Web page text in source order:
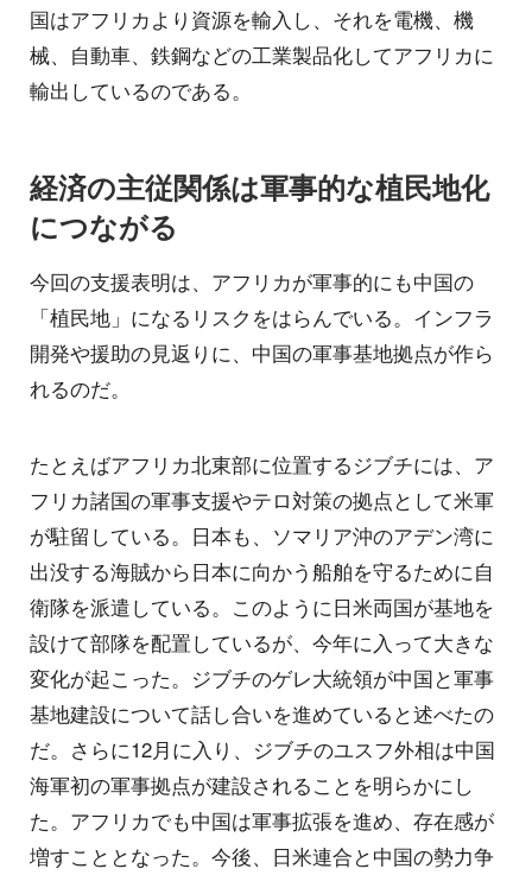
国はアフリカより資源を輸入し、それを電機、機
械、自動車、鉄鋼などの工業製品化してアフリカに
輸出しているのである。
経済の主従関係は軍事的な植民地化
につながる
今回の支援表明は、アフリカが軍事的にも中国の
「植民地」になるリスクをはらんでいる。インフラ
開発や援助の見返りに、中国の軍事基地拠点が作ら
れるのだ。
たとえばアフリカ北東部に位置するジブチには、ア
フリカ諸国の軍事支援やテロ対策の拠点として米軍
が駐留している。日本も、ソマリア沖のアデン湾に
出没する海賊から日本に向かう船舶を守るために自
衛隊を派遣している。このように日米両国が基地を
設けて部隊を配置しているが、今年に入って大きな
変化が起こった。ジブチのゲレ大統領が中国と軍事
基地建設について話し合いを進めていると述べたの
だ。さらに12月に入り、ジブチのユスフ外相は中国
海軍初の軍事拠点が建設されることを明らかにし
た。アフリカでも中国は軍事拡張を進め、存在感が
増すこととなった。今後、日米連合と中国の勢力争